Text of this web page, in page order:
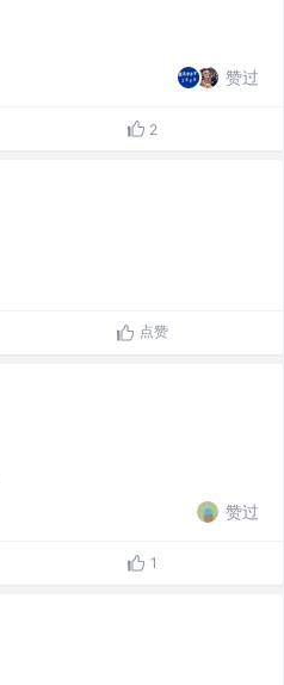
赞过
2
点赞
赞过
1